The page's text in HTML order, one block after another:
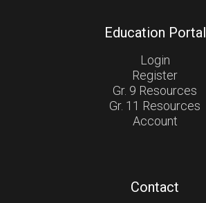
Education Portal
Login
Register
Gr. 9 Resources
Gr. 11 Resources
Account
Contact